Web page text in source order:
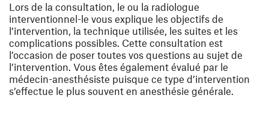
Lors de la consultation, le ou la radiologue
interventionnel-le vous explique les objectifs de
l’intervention, la technique utilisée, les suites et les
complications possibles. Cette consultation est
l’occasion de poser toutes vos questions au sujet de
l’intervention. Vous êtes également évalué par le
médecin-anesthésiste puisque ce type d’intervention
s’effectue le plus souvent en anesthésie générale.